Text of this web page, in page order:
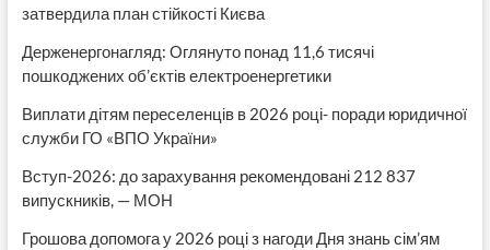
затвердила план стійкості Києва
Держенергонагляд: Оглянуто понад 11,6 тисячі
пошкоджених об’єктів електроенергетики
Виплати дітям переселенців в 2026 році- поради юридичної
служби ГО «ВПО України»
Вступ-2026: до зарахування рекомендовані 212 837
випускників, — МОН
Грошова допомога у 2026 році з нагоди Дня знань сім’ям